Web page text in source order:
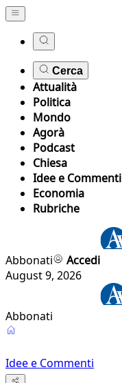
Cerca
Attualità
Politica
Mondo
Agorà
Podcast
Chiesa
Idee e Commenti
Economia
Rubriche
Abbonati
Accedi
August 9, 2026
Abbonati
Idee e Commenti